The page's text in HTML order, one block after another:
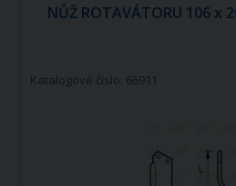
NŮŽ ROTAVÁTORU 106 x
Katalogové číslo: 66911